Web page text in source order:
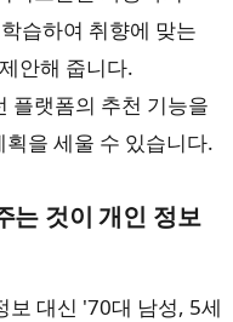
습하여 취향에 맞는
안해 줍니다.
플랫폼의 추천 기능을
을 세울 수 있습니다.
는 것이 개인 정보
보 대신 '70대 남성, 5세